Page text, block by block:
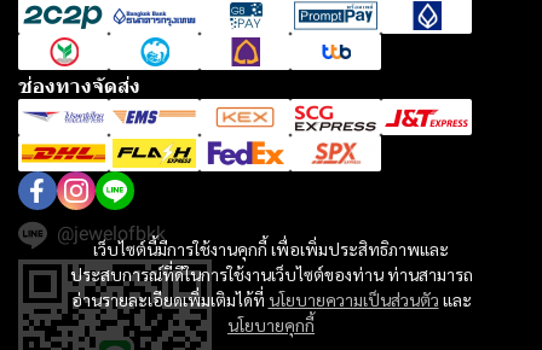
เว็บไซต์นี้มีการใช้งานคุกกี้ เพื่อเพิ่มประสิทธิภาพและ
ประสบการณ์ที่ดีในการใช้งานเว็บไซต์ของท่าน ท่านสามารถ
อ่านรายละเอียดเพิ่มเติมได้ที่ นโยบายความเป็นส่วนตัว และ
นโยบายคุกกี้
ช่องทางจัดส่ง
@jewelofbkk